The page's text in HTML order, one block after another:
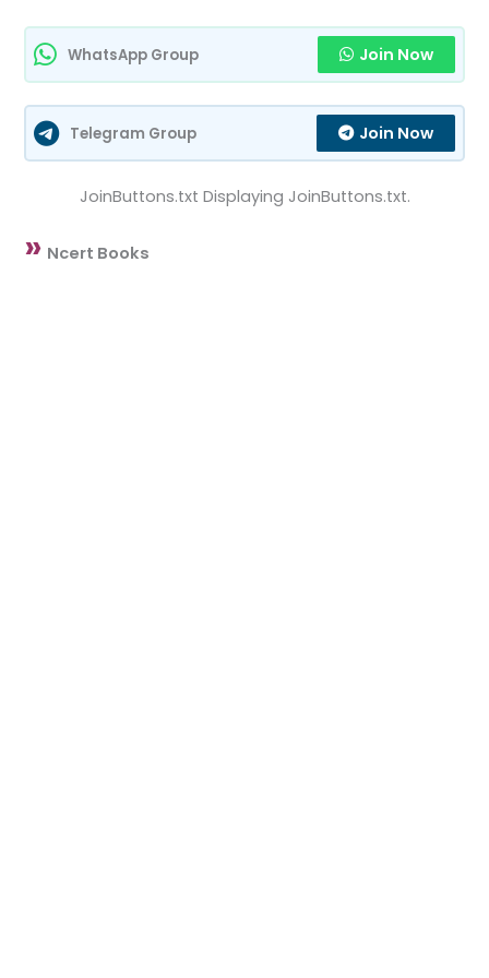
WhatsApp Group Join Now
Telegram Group Join Now
JoinButtons.txt Displaying JoinButtons.txt.
» Ncert Books